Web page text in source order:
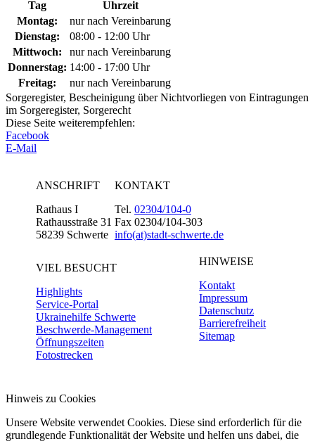
Tag
Uhrzeit
Montag:
nur nach Vereinbarung
Dienstag:
08:00 - 12:00 Uhr
Mittwoch:
nur nach Vereinbarung
Donnerstag: 14:00 - 17:00 Uhr
Freitag:
nur nach Vereinbarung
Sorgeregister, Bescheinigung über Nichtvorliegen von Eintragungen
im Sorgeregister, Sorgerecht
Diese Seite weiterempfehlen:
Facebook
E-Mail
ANSCHRIFT
Rathaus I
Rathausstraße 31
58239 Schwerte
KONTAKT
Tel. 02304/104-0
Fax 02304/104-303
info(at)stadt-schwerte.de
VIEL BESUCHT
Highlights
Service-Portal
Ukrainehilfe Schwerte
Beschwerde-Management
Öffnungszeiten
Fotostrecken
HINWEISE
Kontakt
Impressum
Datenschutz
Barrierefreiheit
Sitemap
Hinweis zu Cookies
Unsere Website verwendet Cookies. Diese sind erforderlich für die
grundlegende Funktionalität der Website und helfen uns dabei, die